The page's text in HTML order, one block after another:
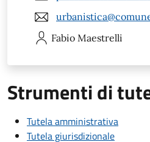
Fabio Maestrelli
Strumenti di
Tutela amministrativa
Tutela giurisdizionale